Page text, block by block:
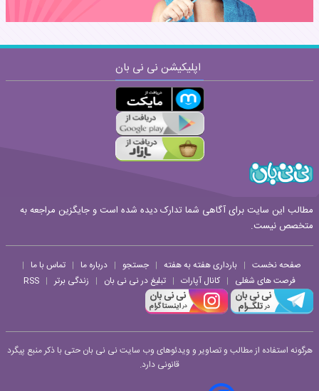
اپلیکیشن نی نی بان
مطالب این سایت برای آگاهی شما تدارک دیده شده است و جایگزین مراجعه به
متخصص نیست.
صفحه نخست | بارداری هفته به هفته | جستجو | درباره ما | تماس با ما |
فرصت های شغلی | کانال آپارات | تبلیغ در نی نی بان | زندگی برتر |
RSS
هرگونه استفاده از مطالب و تصاویر و ویدئوهای وب سایت نی نی بان حتی با ذکر منبع پیگرد
قانونی دارد.